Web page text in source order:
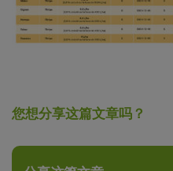
您想分享这篇文章吗？